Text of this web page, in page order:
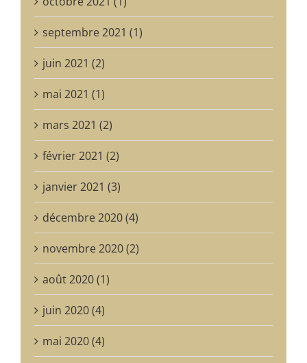
septembre 2021 (1)
juin 2021 (2)
mai 2021 (1)
mars 2021 (2)
février 2021 (2)
janvier 2021 (3)
décembre 2020 (4)
novembre 2020 (2)
août 2020 (1)
juin 2020 (4)
mai 2020 (4)